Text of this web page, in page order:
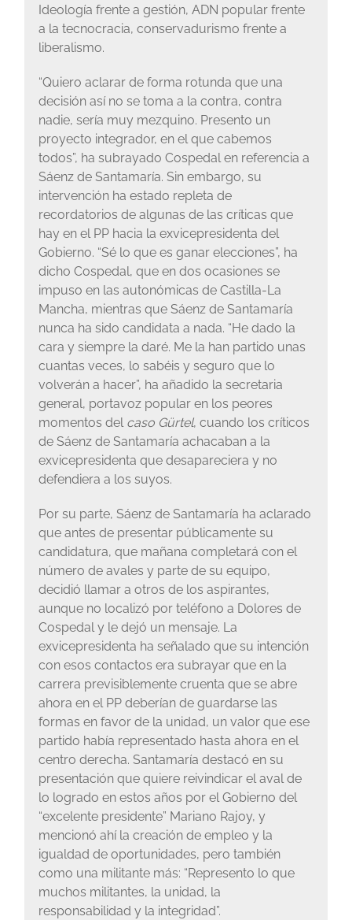
Ideología frente a gestión, ADN popular frente
a la tecnocracia, conservadurismo frente a
liberalismo.
“Quiero aclarar de forma rotunda que una
decisión así no se toma a la contra, contra
nadie, sería muy mezquino. Presento un
proyecto integrador, en el que cabemos
todos”, ha subrayado Cospedal en referencia a
Sáenz de Santamaría. Sin embargo, su
intervención ha estado repleta de
recordatorios de algunas de las críticas que
hay en el PP hacia la exvicepresidenta del
Gobierno. “Sé lo que es ganar elecciones”, ha
dicho Cospedal, que en dos ocasiones se
impuso en las autonómicas de Castilla-La
Mancha, mientras que Sáenz de Santamaría
nunca ha sido candidata a nada. “He dado la
cara y siempre la daré. Me la han partido unas
cuantas veces, lo sabéis y seguro que lo
volverán a hacer”, ha añadido la secretaria
general, portavoz popular en los peores
momentos del caso Gürtel, cuando los críticos
de Sáenz de Santamaría achacaban a la
exvicepresidenta que desapareciera y no
defendiera a los suyos.
Por su parte, Sáenz de Santamaría ha aclarado
que antes de presentar públicamente su
candidatura, que mañana completará con el
número de avales y parte de su equipo,
decidió llamar a otros de los aspirantes,
aunque no localizó por teléfono a Dolores de
Cospedal y le dejó un mensaje. La
exvicepresidenta ha señalado que su intención
con esos contactos era subrayar que en la
carrera previsiblemente cruenta que se abre
ahora en el PP deberían de guardarse las
formas en favor de la unidad, un valor que ese
partido había representado hasta ahora en el
centro derecha. Santamaría destacó en su
presentación que quiere reivindicar el aval de
lo logrado en estos años por el Gobierno del
“excelente presidente” Mariano Rajoy, y
mencionó ahí la creación de empleo y la
igualdad de oportunidades, pero también
como una militante más: “Represento lo que
muchos militantes, la unidad, la
responsabilidad y la integridad”.